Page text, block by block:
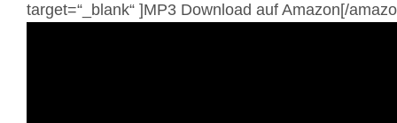
target=“_blank“ ]MP3 Download auf Amazon[/